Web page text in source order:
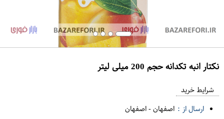
نکتار انبه تکدانه حجم 200 میلی لیتر
شرایط خرید
ارسال از : اصفهان-اصفهان